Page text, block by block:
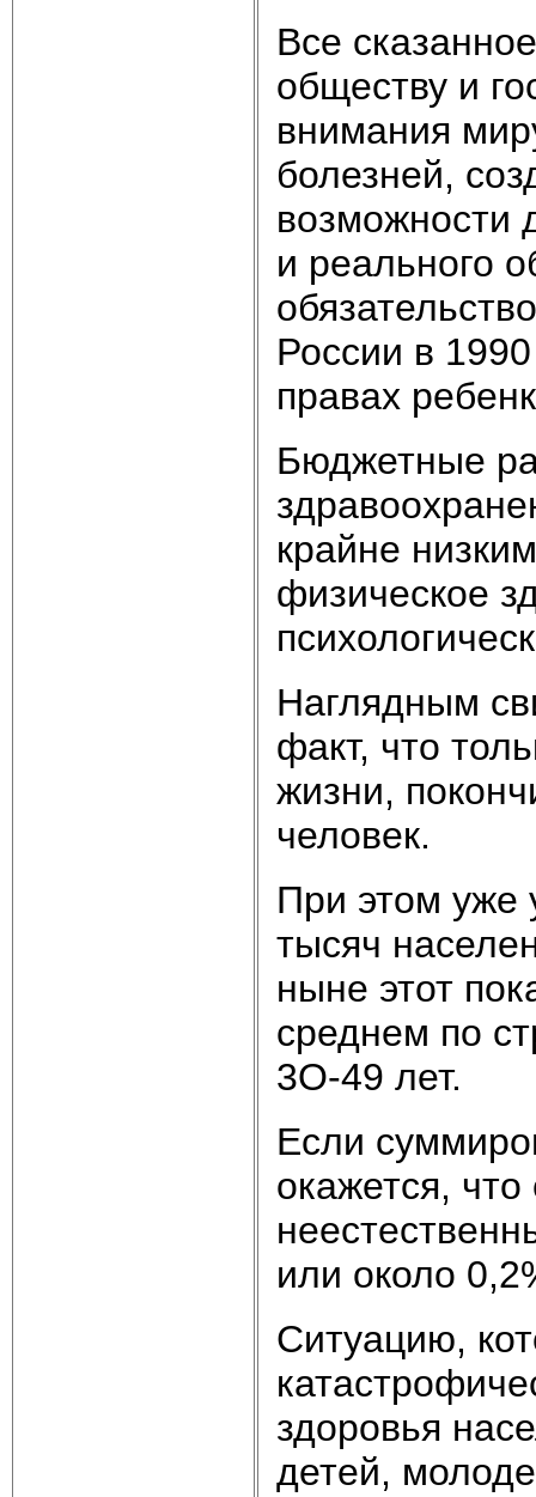
Все
обществу и
внимания
болезней,
возможности
и реального
России в
правах
Бюджетные
крайне
физическое
Наглядным
факт, что
жизни,
человек.
При этом уже
тысяч
ныне этот
среднем по
3O-49 лет.
Если
окажется, что
или около
Ситуацию,
здоровья
детей,